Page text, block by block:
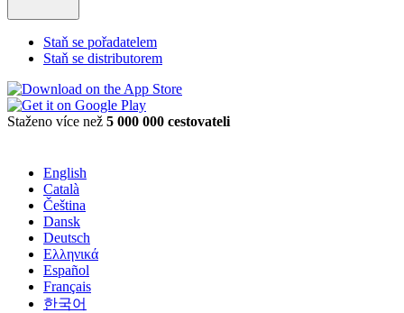
Staň se pořadatelem
Staň se distributorem
Staženo více než 5 000 000 cestovateli
English
Català
Čeština
Dansk
Deutsch
Ελληνικά
Español
Français
한국어